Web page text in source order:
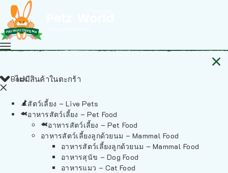
ไม่มีสินค้าในตะกร้า
Back
สัตว์เลี้ยง – Live Pets
อาหารสัตว์เลี้ยง – Pet Food
อาหารสัตว์เลี้ยง – Pet Food
อาหารสัตว์เลี้ยงลูกด้วยนม – Mammal Food
อาหารสัตว์เลี้ยงลูกด้วยนม – Mammal Food
อาหารสุนัข – Dog Food
อาหารแมว – Cat Food